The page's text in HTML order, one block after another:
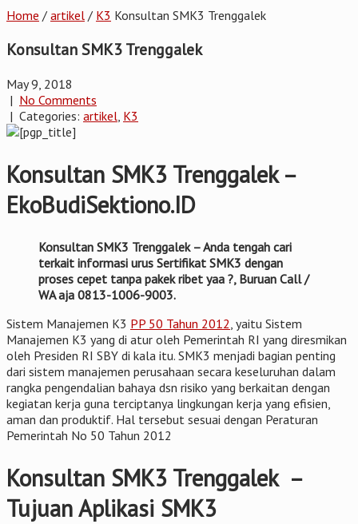
Home / artikel / K3 Konsultan SMK3 Trenggalek
Konsultan SMK3 Trenggalek
May 9, 2018
| No Comments
| Categories: artikel K3
Konsultan SMK3 Trenggalek –
EkoBudiSektiono.ID
Konsultan SMK3 Trenggalek – Anda tengah cari
terkait informasi urus Sertifikat SMK3 dengan
proses cepet tanpa pakek ribet yaa ?, Buruan Call /
WA aja 0813-1006-9003.
Sistem Manajemen K3 PP 50 Tahun 2012 , yaitu Sistem
Manajemen K3 yang di atur oleh Pemerintah RI yang diresmikan
oleh Presiden RI SBY di kala itu. SMK3 menjadi bagian penting
dari sistem manajemen perusahaan secara keseluruhan dalam
rangka pengendalian bahaya dsn risiko yang berkaitan dengan
kegiatan kerja guna terciptanya lingkungan kerja yang efisien,
aman dan produktif. Hal tersebut sesuai dengan Peraturan
Pemerintah No 50 Tahun 2012
Konsultan SMK3 Trenggalek –
Tujuan Aplikasi SMK3